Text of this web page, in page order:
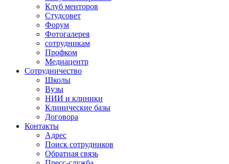
Клуб менторов
Студсовет
Форум
Фотогалерея
сотрудникам
Профком
Медиацентр
Сотрудничество
Школы
Вузы
НИИ и клиники
Клинические базы
Договора
Контакты
Адрес
Поиск сотрудников
Обратная связь